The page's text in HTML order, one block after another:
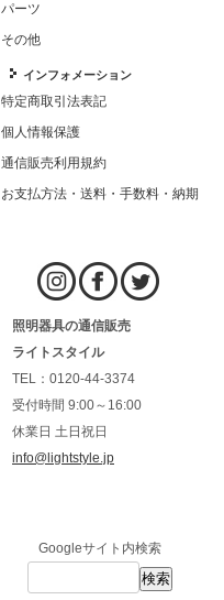
パーツ
その他
インフォメーション
特定商取引法表記
個人情報保護
通信販売利用規約
お支払方法・送料・手数料・納期
照明器具の通信販売
ライトスタイル
TEL：0120-44-3374
受付時間 9:00～16:00
休業日 土日祝日
info@lightstyle.jp
Googleサイト内検索